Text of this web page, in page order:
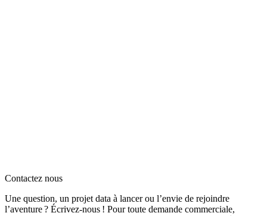
Contactez nous
Une question, un projet data à lancer ou l’envie de rejoindre
l’aventure ? Écrivez‑nous ! Pour toute demande commerciale,